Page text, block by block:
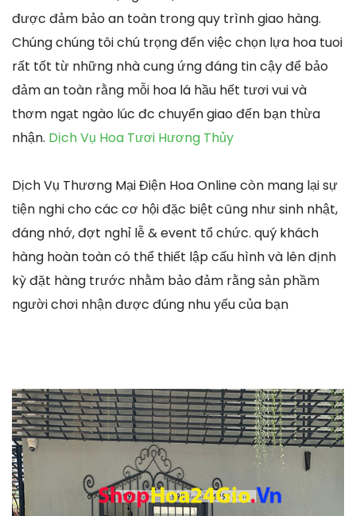
được đảm bảo an toàn trong quy trình giao hàng.
Chúng chúng tôi chú trọng đến việc chọn lựa hoa tuoi
rất tốt từ những nhà cung ứng đáng tin cậy để bảo
đảm an toàn rằng mỗi hoa lá hầu hết tươi vui và
thơm ngạt ngào lúc đc chuyển giao đến bạn thừa
nhận. Dịch Vụ Hoa Tươi Hương Thủy
Dịch Vụ Thương Mại Điện Hoa Online còn mang lại sự
tiện nghi cho các cơ hội đặc biệt cũng như sinh nhật,
đáng nhớ, đợt nghỉ lễ & event tổ chức. quý khách
hàng hoàn toàn có thể thiết lập cấu hình và lên định
kỳ đặt hàng trước nhằm bảo đảm rằng sản phầm
người chơi nhận được đúng nhu yếu của bạn